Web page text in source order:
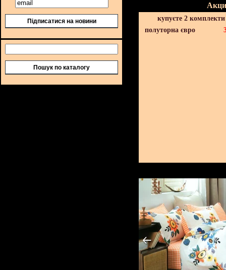
Підписатися на новини
Пошук по каталогу
купуєте 2
полуторна євро